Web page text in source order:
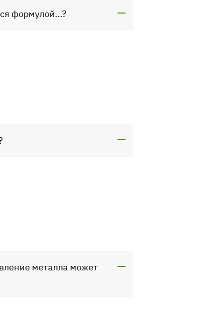
формулой...?
металла может